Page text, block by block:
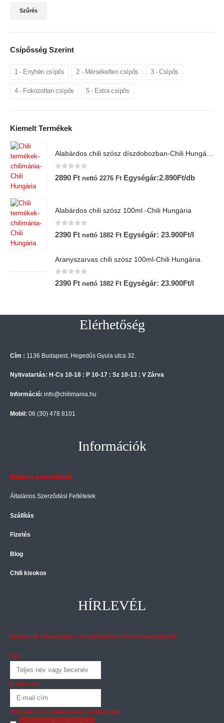
Szűrés
Csípősség Szerint
1 - Enyhén csípős 2 - Mérsékelten csípős 3 - Csípős
4 - Fokozottan csípős 5 - Extra csípős
Kiemelt Termékek
Alabárdos chili szósz díszdobozban-Chili Hungária
0az 5-ből
2890 Ft nettó 2276 Ft Egységár:2.890Ft/db
Alabárdos chili szósz 100ml -Chili Hungária
0az 5-ből
2390 Ft nettó 1882 Ft Egységár: 23.900Ft/l
Aranyszarvas chili szósz 100ml-Chili Hungária
0az 5-ből
2390 Ft nettó 1882 Ft Egységár: 23.900Ft/l
Elérhetőség
Cím : 1136 Budapest, Hegedűs Gyula utca 32.
Nyitvatartás: H-Cs 10-18 : P 10-17 : Sz 10-13 : V Zárva
Információ: info@chilimania.hu
Mobil: 06 (30) 478 8101
Információk
Elállás a szerződéstől
Általános Szerződési Feltételek
Szállítás
Fizetés
Blog
Chili kisokos
HÍRLEVÉL
Iratkozz fel hírlevelünkre, és zsebeld be a 5% kedvezményed!
Név:
E-mail cím:
Elfogadom az adatkezelési nyilatkozatot